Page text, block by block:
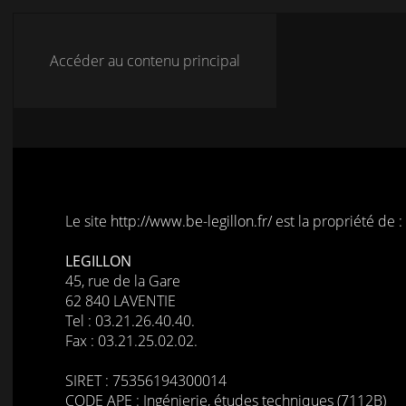
Accéder au contenu principal
Le site http://www.be-legillon.fr/est la propriété de :
LEGILLON
45, rue de la Gare
62 840 LAVENTIE
Tel : 03.21.26.40.40.
Fax : 03.21.25.02.02.
SIRET : 75356194300014
CODE APE : Ingénierie, études techniques (7112B)